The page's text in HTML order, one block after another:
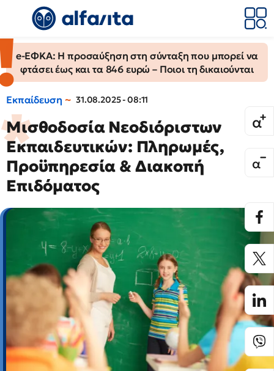
e-ΕΦΚΑ: Η προσαύξηση στη σύνταξη που μπορεί να
φτάσει έως και τα 846 ευρώ – Ποιοι τη δικαιούνται
Εκπαίδευση 31.08.2025 - 08:11
Μισθοδοσία Νεοδιόριστων
Εκπαιδευτικών: Πληρωμές,
Προϋπηρεσία & Διακοπή
Επιδόματος